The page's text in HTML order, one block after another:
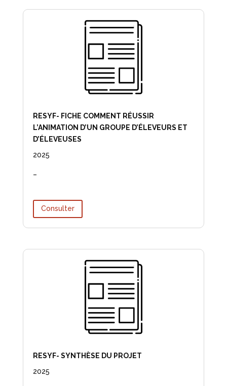
RESYF- FICHE COMMENT RÉUSSIR
L’ANIMATION D’UN GROUPE D’ÉLEVEURS ET
D’ÉLEVEUSES
2025
–
Consulter
RESYF- SYNTHÈSE DU PROJET
2025